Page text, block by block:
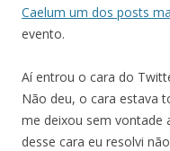
Caelum um dos posts
evento.
Aí entrou o cara do
Não deu, o cara estava
me deixou sem vontade
desse cara eu resolvi